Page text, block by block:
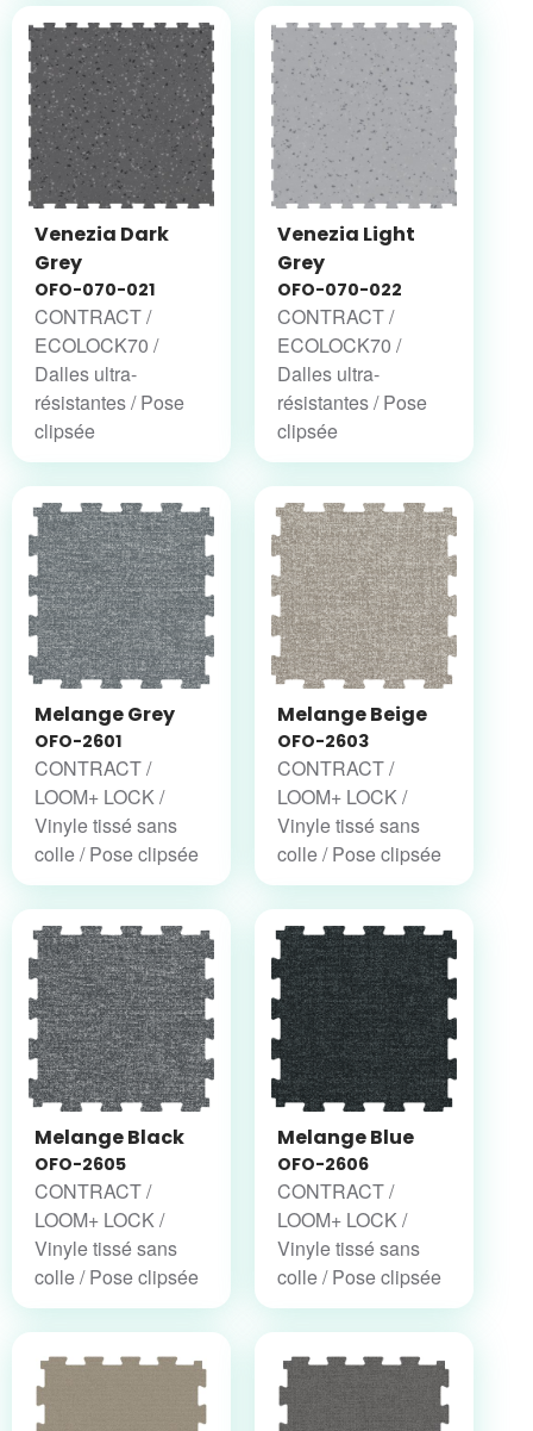
Venezia Dark
Grey
OFO-070-021
CONTRACT /
ECOLOCK70 /
Dalles ultra-
résistantes / Pose
clipsée
Venezia Light
Grey
OFO-070-022
CONTRACT /
ECOLOCK70 /
Dalles ultra-
résistantes / Pose
clipsée
Melange Grey
OFO-2601
CONTRACT /
LOOM+ LOCK /
Vinyle tissé sans
colle / Pose clipsée
Melange Beige
OFO-2603
CONTRACT /
LOOM+ LOCK /
Vinyle tissé sans
colle / Pose clipsée
Melange Black
OFO-2605
CONTRACT /
LOOM+ LOCK /
Vinyle tissé sans
colle / Pose clipsée
Melange Blue
OFO-2606
CONTRACT /
LOOM+ LOCK /
Vinyle tissé sans
colle / Pose clipsée